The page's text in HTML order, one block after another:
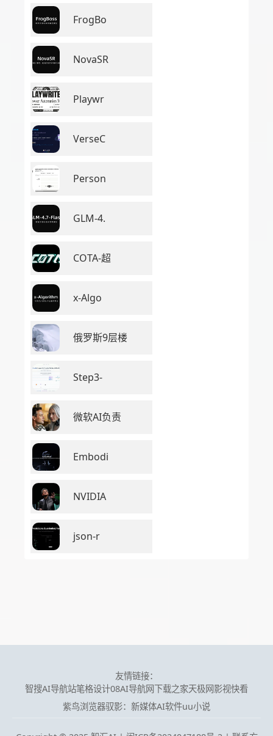
FrogBo
NovaSR
Playwr
VerseC
Person
GLM-4.
COTA-超
x-Algo
俄罗斯9层楼
Step3-
微软AI负责
Embodi
NVIDIA
json-r
友情链接：
智搜AI导航站笔格设计08AI导航网下载之家天极网影视快看
紫鸟浏览器驭影：新媒体AI软件uu小说